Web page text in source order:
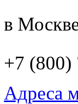
в
+7 (800)
Адреса